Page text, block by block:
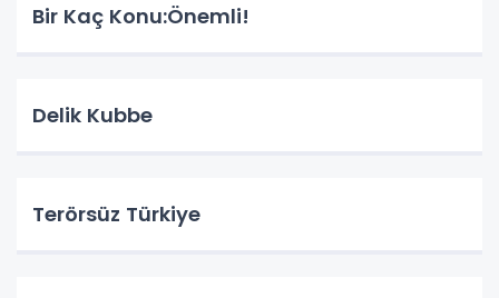
Bir Kaç Konu:Önemli!
Delik Kubbe
Terörsüz Türkiye